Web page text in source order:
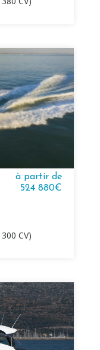
à partir de
524 880€
CV)